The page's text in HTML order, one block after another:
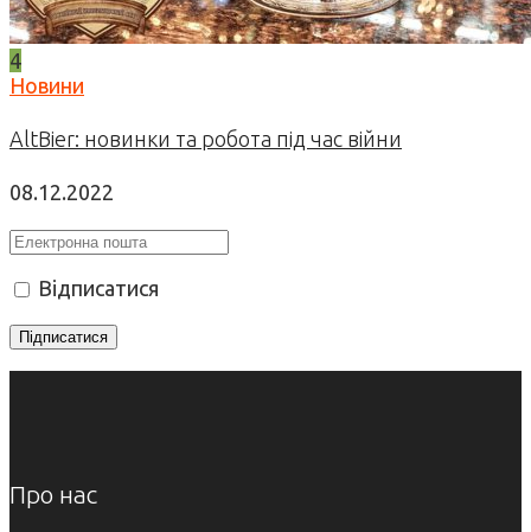
4
Новини
AltBier: новинки та робота під час війни
08.12.2022
Відписатися
Про нас